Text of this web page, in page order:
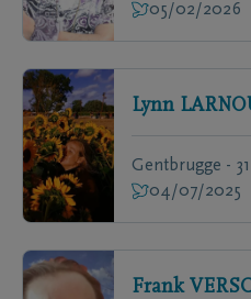
05/02/2026
Lynn
Gentbrugge -
04/07/2025
Frank